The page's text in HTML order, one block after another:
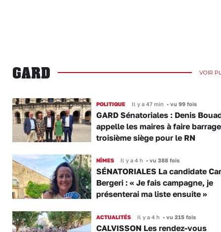
GARD VOIR
POLITIQUE Il y a 47 min •vu 99 fois
GARD Sénatoriales : Denis
appelle les maires à faire
troisième siège pour le RN
NÎMES Il y a 4 h •vu 388 fois
SÉNATORIALES La candidate
Bergeri : « Je fais campagne, je
présenterai ma liste ensuite »
ACTUALITÉS Il y a 4 h •vu 215 fois
CALVISSON Les rendez-vous